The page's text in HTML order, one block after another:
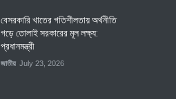
বেসরকারি খাতের গতিশীলতায় অর্থনীতি
গড়ে তোলাই সরকারের মূল লক্ষ্য:
প্রধানমন্ত্রী
জাতীয় July 23, 2026